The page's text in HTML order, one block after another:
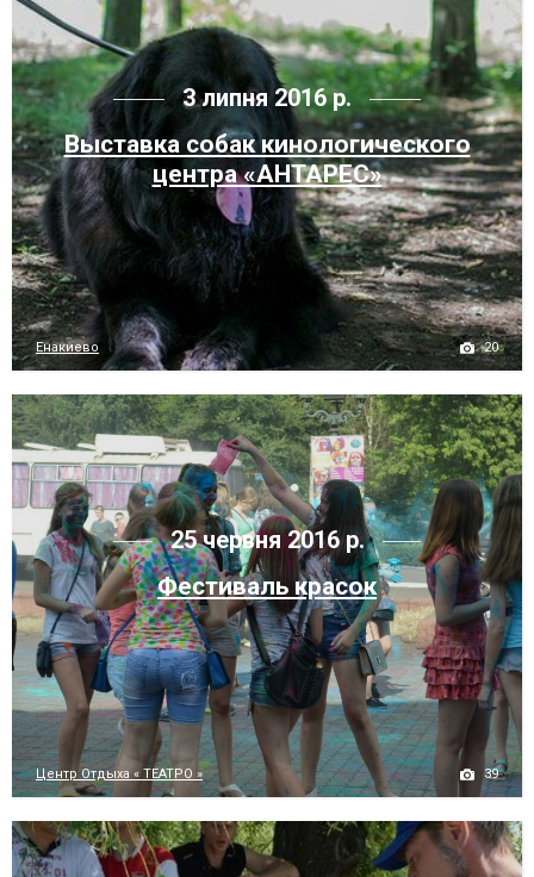
3 липня 2016 р.
Выставка собак кинологического
центра «АНТАРЕС»
Енакиево 20
25 червня 2016 р.
Фестиваль красок
Центр Отдыха « ТЕАТРО » 39